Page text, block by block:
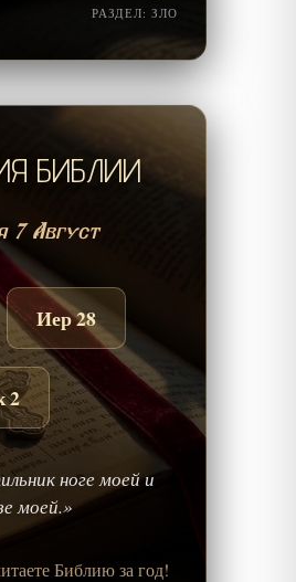
РАЗДЕЛ: ЗЛО
БИБЛИИ
7 Август
Иер 28
2
ноге моей и
моей.»
Библию за год!